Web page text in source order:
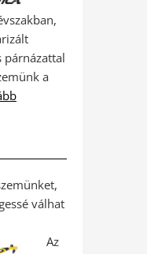
párnázattal
a
válhat
Az